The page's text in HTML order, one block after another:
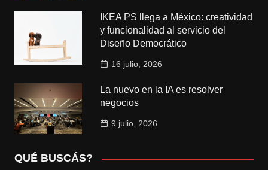
IKEA PS llega a México: creatividad
y funcionalidad al servicio del
Diseño Democrático
16 julio, 2026
La nuevo en la IA es resolver
negocios
9 julio, 2026
QUÉ BUSCÁS?